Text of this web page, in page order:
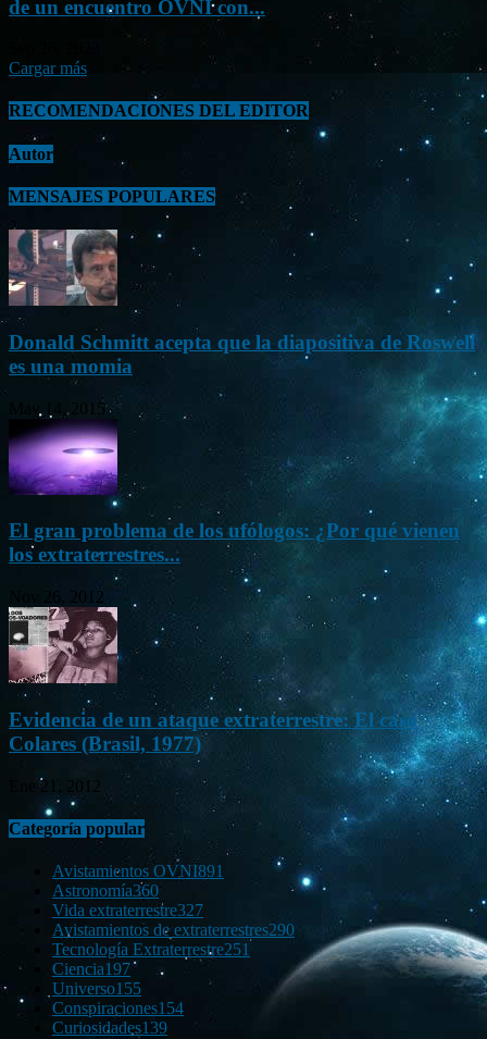
de un encuentro OVNI con...
Cargar más
RECOMENDACIONES DEL EDITOR
Autor
MENSAJES POPULARES
Donald Schmitt acepta que la diapositiva de Roswell
es una momia
May 14, 2015
El gran problema de los ufólogos: ¿Por qué vienen
los extraterrestres...
Nov 26, 2012
Evidencia de un ataque extraterrestre: El caso
Colares (Brasil, 1977)
Ene 21, 2012
Categoría popular
Avistamientos OVNI891
Astronomía360
Vida extraterrestre327
Avistamientos de extraterrestres290
Tecnología Extraterrestre251
Ciencia197
Universo155
Conspiraciones154
Curiosidades139